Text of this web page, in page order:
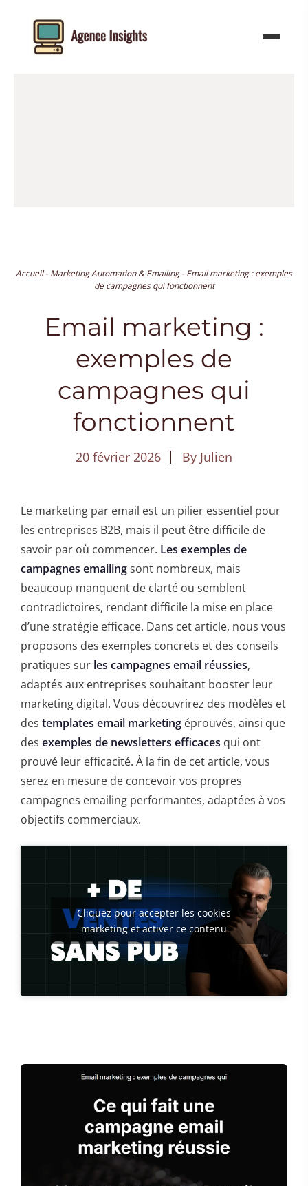
contenu
Accueil-Marketing Automation & Emailing-Email marketing : exemples
de campagnes qui fonctionnent
Email marketing :
exemples de
campagnes qui
fonctionnent
20 février 2026 By Julien
Le marketing par email est un pilier essentiel pour
les entreprises B2B, mais il peut être difficile de
savoir par où commencer. Les exemples de
campagnes emailingsont nombreux, mais
beaucoup manquent de clarté ou semblent
contradictoires, rendant difficile la mise en place
d’une stratégie efficace. Dans cet article, nous vous
proposons des exemples concrets et des conseils
pratiques sur les campagnes email réussies,
adaptés aux entreprises souhaitant booster leur
marketing digital. Vous découvrirez des modèles et
des templates email marketing éprouvés, ainsi que
des exemples de newsletters efficaces qui ont
prouvé leur efficacité. À la fin de cet article, vous
serez en mesure de concevoir vos propres
campagnes emailing performantes, adaptées à vos
objectifs commerciaux.
Cliquez pour accepter les cookies
marketing et activer ce contenu